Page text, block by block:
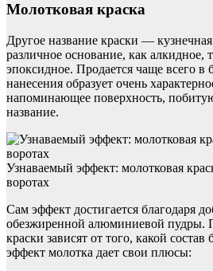
Молотковая краска
Другое название краски —
различное основание, как алкидное,
эпоксидное. Продается чаще всего в
нанесения образует очень
напоминающее поверхность,
название.
Узнаваемый эффект: молотковая
воротах
Сам эффект достигается благодаря
обезжиренной алюминиевой пудры.
краски зависят от того, какой состав
эффект молотка дает свои плюсы: